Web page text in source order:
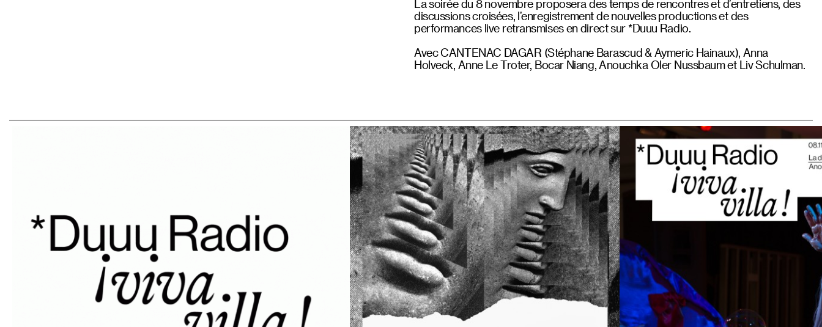
La soirée du 8 novembre proposera des temps de rencontres et d’entretiens, des
discussions croisées, l’enregistrement de nouvelles productions et des
performances live retransmises en direct sur *Duuu Radio.
Avec CANTENAC DAGAR (Stéphane Barascud & Aymeric Hainaux), Anna
Holveck, Anne Le Troter, Bocar Niang, Anouchka Oler Nussbaum et Liv Schulman.